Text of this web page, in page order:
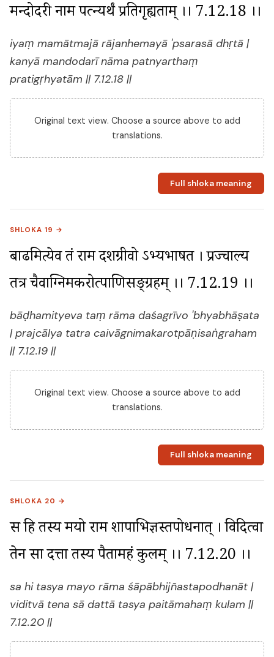
मन्दोदरी नाम पत्न्यर्थं प्रतिगृह्यताम् ।। 7.12.18 ।।
iyaṃ mamātmajā rājanhemayā 'psarasā dhṛtā |
kanyā mandodarī nāma patnyarthaṃ
pratigṛhyatām || 7.12.18 ||
Original text view. Choose a source above to add
translations.
Full shloka meaning
SHLOKA 19 →
बाढमित्येव तं राम दशग्रीवो ऽभ्यभाषत । प्रज्चाल्य
तत्र चैवाग्निमकरोत्पाणिसङ्ग्रहम् ।। 7.12.19 ।।
bāḍhamityeva taṃ rāma daśagrīvo 'bhyabhāṣata
| prajcālya tatra caivāgnimakarotpāṇisaṅgraham
|| 7.12.19 ||
Original text view. Choose a source above to add
translations.
Full shloka meaning
SHLOKA 20 →
स हि तस्य मयो राम शापाभिज्ञस्तपोधनात् । विदित्वा
तेन सा दत्ता तस्य पैतामहं कुलम् ।। 7.12.20 ।।
sa hi tasya mayo rāma śāpābhijñastapodhanāt |
viditvā tena sā dattā tasya paitāmahaṃ kulam ||
7.12.20 ||